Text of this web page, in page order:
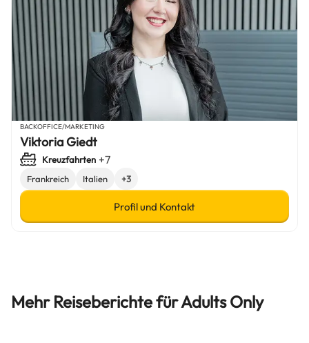
BACKOFFICE/MARKETING
Viktoria Giedt
Kreuzfahrten +7
Frankreich Italien +3
Profil und Kontakt
Mehr Reiseberichte für Adults Only